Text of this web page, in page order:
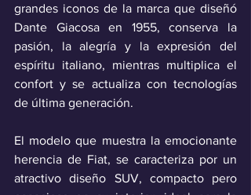
grandes iconos de la marca que diseñó
Dante Giacosa en 1955, conserva la
pasión, la alegría y la expresión del
espíritu italiano, mientras multiplica el
confort y se actualiza con tecnologías
de última generación.
El modelo que muestra la emocionante
herencia de Fiat, se caracteriza por un
atractivo diseño SUV, compacto pero